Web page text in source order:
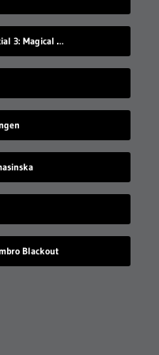
Robot Chicken DC Comics Special 3: Magical Friendship
Blackout